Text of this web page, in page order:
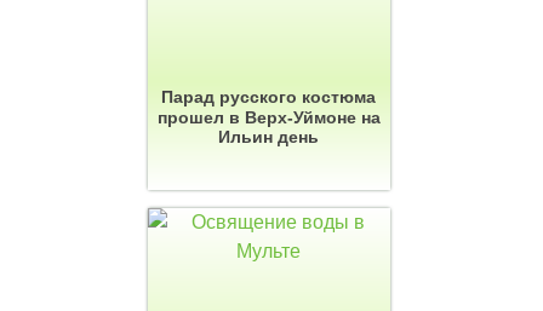
Парад русского костюма
прошел в Верх-Уймоне на
Ильин день